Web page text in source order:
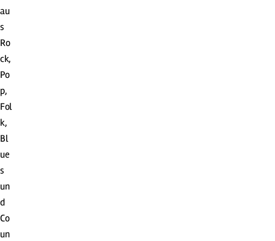
au
s
Ro
ck,
Po
p,
Fol
k,
Bl
ue
s
un
d
Co
un